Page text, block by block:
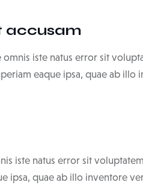
accusam
omnis iste natus error sit
eaque ipsa, quae ab illo
iste natus error sit
ipsa, quae ab illo inventore